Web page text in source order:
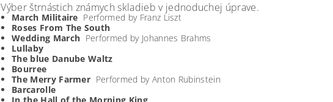
Výber štrnástich známych skladieb v jednoduchej úprave.
March Militaire Performed by Franz Liszt
Roses From The South
Wedding March Performed by Johannes Brahms
Lullaby
The blue Danube Waltz
Bourree
The Merry Farmer Performed by Anton Rubinstein
Barcarolle